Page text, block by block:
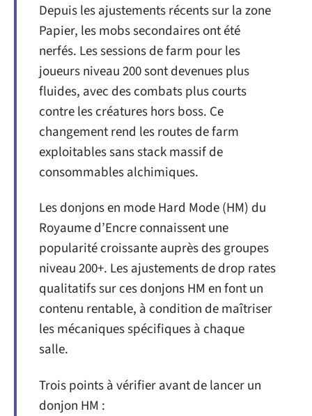
Depuis les ajustements récents sur la zone
Papier, les mobs secondaires ont été
nerfés. Les sessions de farm pour les
joueurs niveau 200 sont devenues plus
fluides, avec des combats plus courts
contre les créatures hors boss. Ce
changement rend les routes de farm
exploitables sans stack massif de
consommables alchimiques.
Les donjons en mode Hard Mode (HM) du
Royaume d’Encre connaissent une
popularité croissante auprès des groupes
niveau 200+. Les ajustements de drop rates
qualitatifs sur ces donjons HM en font un
contenu rentable, à condition de maîtriser
les mécaniques spécifiques à chaque
salle.
Trois points à vérifier avant de lancer un
donjon HM :